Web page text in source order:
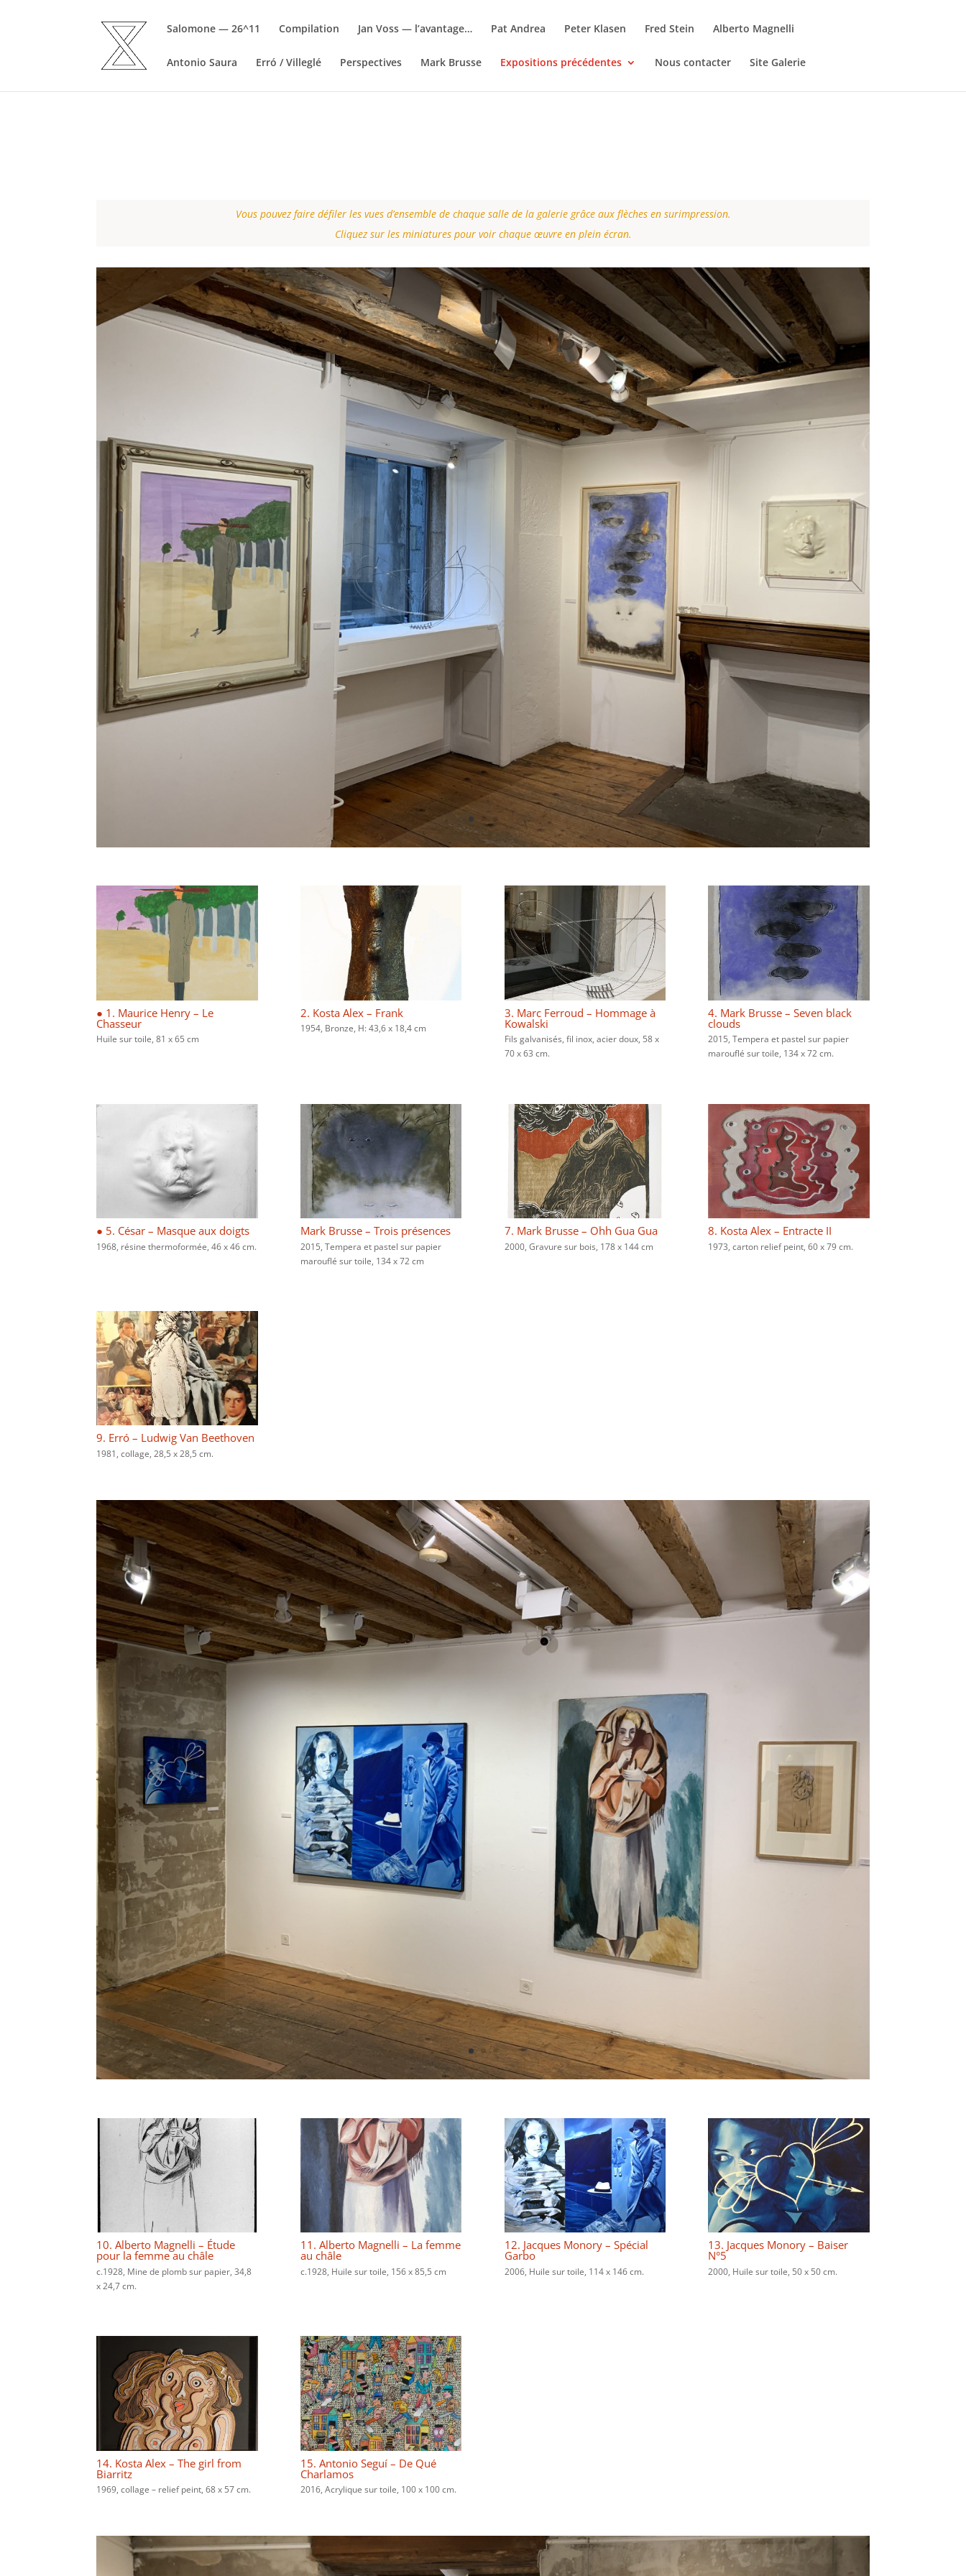
Salomone — 26^11 Compilation Jan Voss — l’avantage… Pat Andrea Peter Klasen Fred Stein Alberto Magnelli
Antonio Saura Erró / Villeglé Perspectives Mark Brusse Expositions précédentes Nous contacter Site Galerie
Vous pouvez faire défiler les vues d’ensemble de chaque salle de la galerie grâce aux flèches en surimpression.
Cliquez sur les miniatures pour voir chaque œuvre en plein écran.
● 1. Maurice Henry – Le
Chasseur
Huile sur toile, 81 x 65 cm
2. Kosta Alex – Frank
1954, Bronze, H: 43,6 x 18,4 cm
3. Marc Ferroud – Hommage à
Kowalski
Fils galvanisés, fil inox, acier doux, 58 x
70 x 63 cm.
4. Mark Brusse – Seven black
clouds
2015, Tempera et pastel sur papier
marouflé sur toile, 134 x 72 cm.
● 5. César – Masque aux doigts
1968, résine thermoformée, 46 x 46 cm.
Mark Brusse – Trois présences
2015, Tempera et pastel sur papier
marouflé sur toile, 134 x 72 cm
7. Mark Brusse – Ohh Gua Gua
2000, Gravure sur bois, 178 x 144 cm
8. Kosta Alex – Entracte II
1973, carton relief peint, 60 x 79 cm.
9. Erró – Ludwig Van Beethoven
1981, collage, 28,5 x 28,5 cm.
10. Alberto Magnelli – Étude
pour la femme au châle
c.1928, Mine de plomb sur papier, 34,8
x 24,7 cm.
11. Alberto Magnelli – La femme
au châle
c.1928, Huile sur toile, 156 x 85,5 cm
12. Jacques Monory – Spécial
Garbo
2006, Huile sur toile, 114 x 146 cm.
13. Jacques Monory – Baiser
N°5
2000, Huile sur toile, 50 x 50 cm.
14. Kosta Alex – The girl from
Biarritz
1969, collage – relief peint, 68 x 57 cm.
15. Antonio Seguí – De Qué
Charlamos
2016, Acrylique sur toile, 100 x 100 cm.